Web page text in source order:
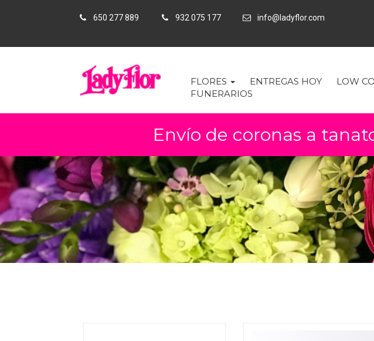
650 277 889 932 075 177 info@ladyflor.com
FLORES ENTREGAS HOY LOW
FUNERARIOS
Envío de coronas a